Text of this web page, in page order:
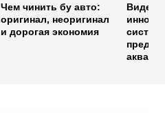
Чем чинить бу авто:
оригинал, неоригинал
и дорогая экономия
Видео: